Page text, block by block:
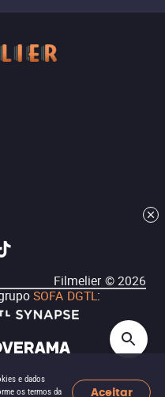
e dados
os termos da
Aceitar
Filmelier ©2026
SOFA DGTL: